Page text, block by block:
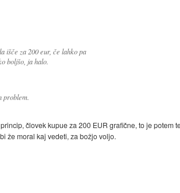
išče za 200 eur, če lahko pa
boljšo, ja halo.
problem.
človek kupue za 200 EUR grafične, to je potem
že moral kaj vedeti, za božjo voljo.